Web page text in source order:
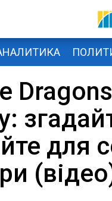
для